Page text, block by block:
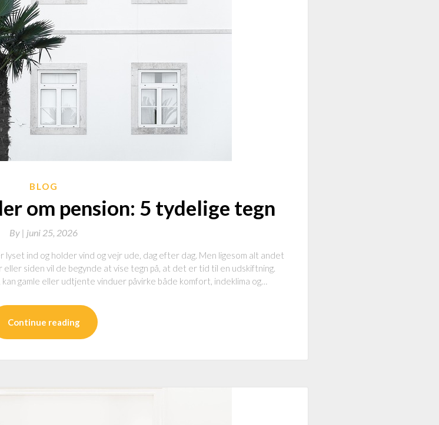
BLOG
om pension: 5 tydelige tegn
By | juni 25, 2026
ind og holder vind og vejr ude, dag efter dag. Men ligesom alt andet
siden vil de begynde at vise tegn på, at det er tid til en udskiftning.
gamle eller udtjente vinduer påvirke både komfort, indeklima og…
Continue reading